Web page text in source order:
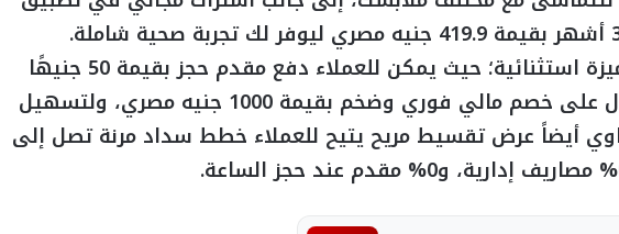
يتضمن العرض الترويجي ميزة استثنائية؛ حيث يمكن للعملاء دفع مقدم حجز بقيمة 50 جنيهًا
مصريًا فقط لتأمين الحصول على خصم مالي فوري وضخم بقيمة 1000 جنيه مصري، ولتسهيل
أيضاً عرض تقسيط مريح يتيح للعملاء خطط سداد مرنة تصل إلى